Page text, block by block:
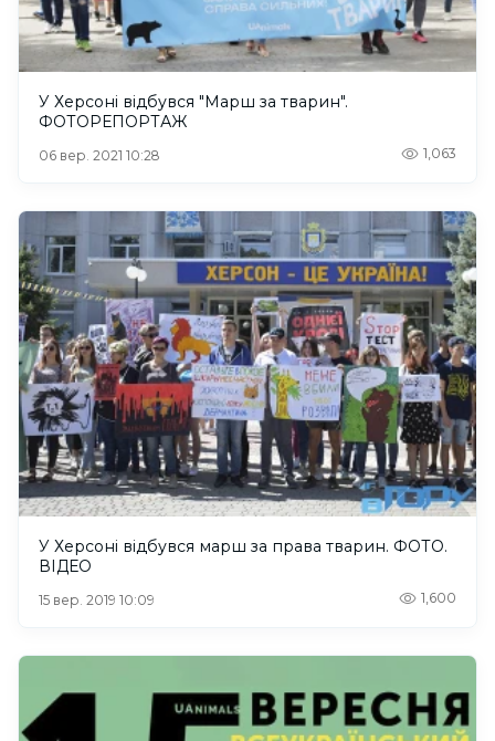
У Херсоні відбувся "Марш за тварин".
ФОТОРЕПОРТАЖ
06 вер. 2021 10:28 1,063
У Херсоні відбувся марш за права тварин. ФОТО.
ВІДЕО
15 вер. 2019 10:09 1,600